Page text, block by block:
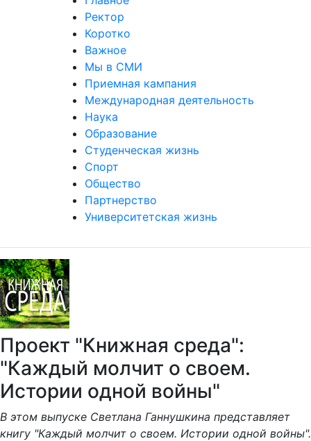
Ректор
Коротко
Важное
Мы в СМИ
Приемная кампания
Международная деятельность
Наука
Образование
Студенческая жизнь
Спорт
Общество
Партнерство
Университетская жизнь
Проект "Книжная среда":
"Каждый молчит о своем.
Истории одной войны"
В этом выпуске Светлана Ганнушкина представляет
книгу "Каждый молчит о своем. Истории одной войны".